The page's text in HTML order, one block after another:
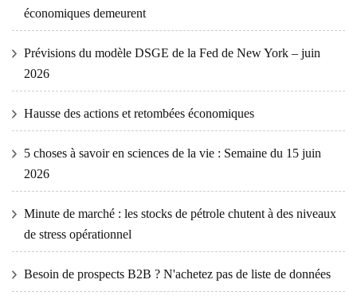
économiques demeurent
Prévisions du modèle DSGE de la Fed de New York – juin
2026
Hausse des actions et retombées économiques
5 choses à savoir en sciences de la vie : Semaine du 15 juin
2026
Minute de marché : les stocks de pétrole chutent à des niveaux
de stress opérationnel
Besoin de prospects B2B ? N'achetez pas de liste de données